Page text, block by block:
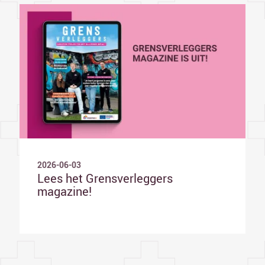
2026-06-03
Lees het Grensverleggers
magazine!